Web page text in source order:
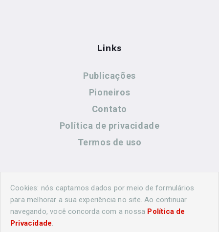
Links
Publicações
Pioneiros
Contato
Política de privacidade
Termos de uso
Contato
(44) 99883-8883
Cookies: nós captamos dados por meio de formulários
para melhorar a sua experiência no site. Ao continuar
navegando, você concorda com a nossa Política de
Privacidade.